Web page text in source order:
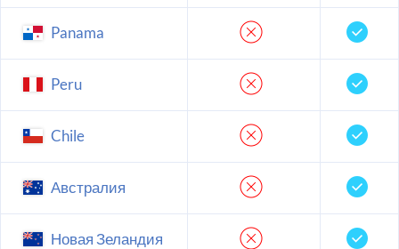
Panama
Peru
Chile
Австралия
Новая Зеландия